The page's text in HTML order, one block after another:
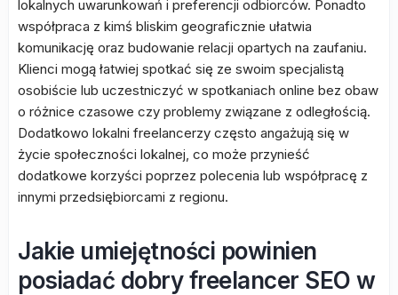
lokalnych uwarunkowań i preferencji odbiorców. Ponadto
współpraca z kimś bliskim geograficznie ułatwia
komunikację oraz budowanie relacji opartych na zaufaniu.
Klienci mogą łatwiej spotkać się ze swoim specjalistą
osobiście lub uczestniczyć w spotkaniach online bez obaw
o różnice czasowe czy problemy związane z odległością.
Dodatkowo lokalni freelancerzy często angażują się w
życie społeczności lokalnej, co może przynieść
dodatkowe korzyści poprzez polecenia lub współpracę z
innymi przedsiębiorcami z regionu.
Jakie umiejętności powinien
posiadać dobry freelancer SEO w